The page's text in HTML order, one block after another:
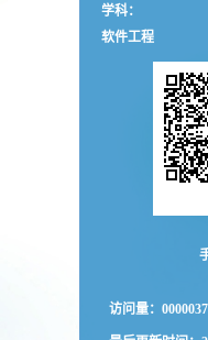
学科：
软件工程
访问量：